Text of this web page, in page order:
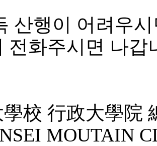
산행이 어려우
전화주시면 나갑
校 行政大學院